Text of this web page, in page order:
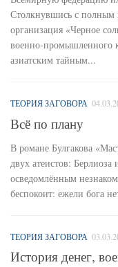
Столкнувшись с полным
организация «Черное
военно-промышленного
азиатским тайным...
ТЕОРИЯ ЗАГОВОРА
Всё по плану
В романе Булгакова
двух атеистов:
осведомлённым
беспокоит: ежели бога
ТЕОРИЯ ЗАГОВОРА
История денег,